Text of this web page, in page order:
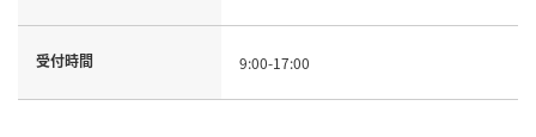
受付時間 9:00-17:00